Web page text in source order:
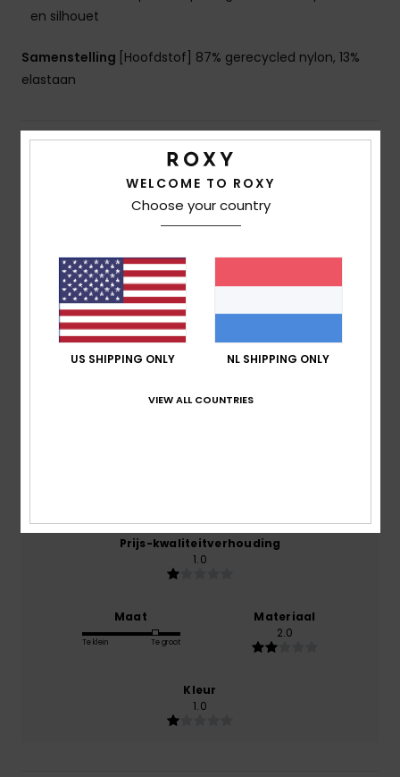
en silhouet
Samenstelling [Hoofdstof] 87% gerecycled nylon, 13%
elastaan
Bezorging en Retour
Reviews van klanten
Gemiddelde score
1.0
februari 2026
Prijs-kwaliteitverhouding
1.0
Maat
Te klein Te groot
Materiaal
2.0
Kleur
1.0
WELCOME TO ROXY
Choose your country
US SHIPPING ONLY NL SHIPPING ONLY
VIEW ALL COUNTRIES